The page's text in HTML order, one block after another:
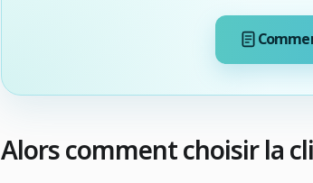
Alors comment choisir la